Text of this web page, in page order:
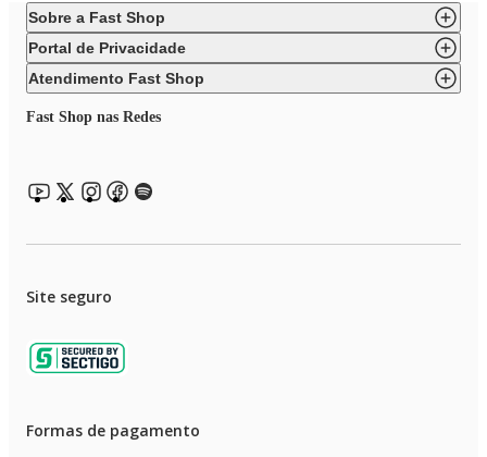
Sobre a Fast Shop
Portal de Privacidade
Atendimento Fast Shop
Fast Shop nas Redes
Site seguro
Formas de pagamento